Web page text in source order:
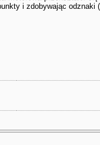
i zdobywając